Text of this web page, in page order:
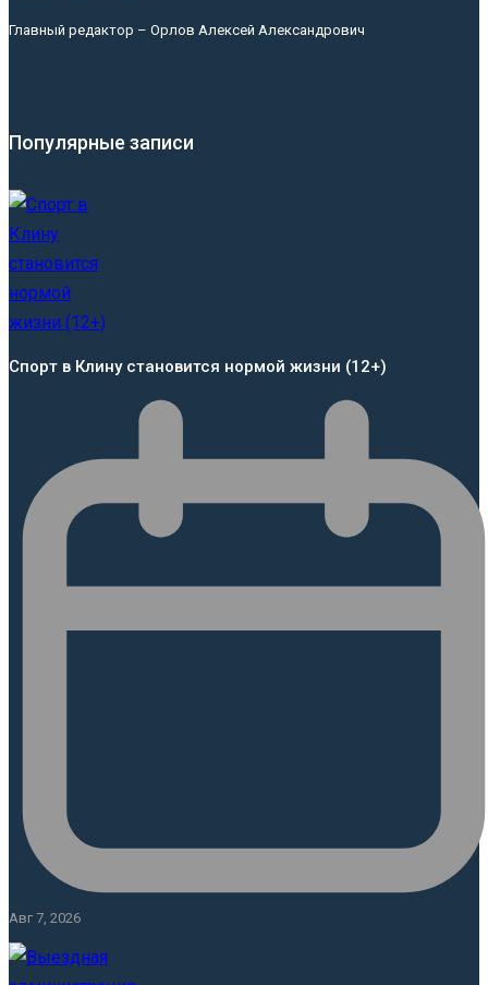
Главный редактор – Орлов Алексей Александрович
Популярные записи
Спорт в Клину становится нормой жизни (12+)
Авг 7, 2026